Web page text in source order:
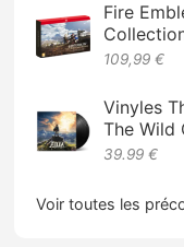
Fire
109,99 €
Vinyles
The Wild
39.99 €
Voir toutes les